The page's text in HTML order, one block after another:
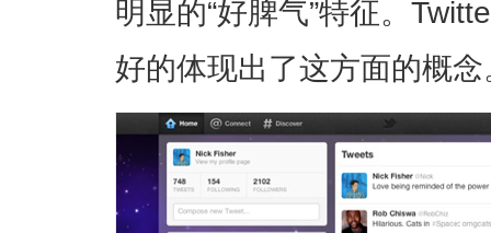
明显的“好脾气”特征。
好的体现出了这方面的概念